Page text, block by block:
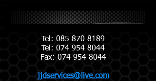
Tel: 085 870 8189
Tel: 074 954 8044
​Fax: 074 954 8044
jjdservices@live.com